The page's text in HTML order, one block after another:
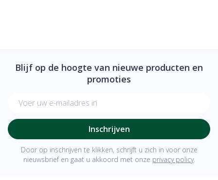
Blijf op de hoogte van nieuwe producten en
promoties
Inschrijven
Door op inschrijven te klikken, schrijft u zich in voor onze
nieuwsbrief en gaat u akkoord met onze privacy policy.